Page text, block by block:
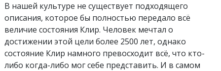
В нашей культуре не существует подходящего
описания, которое бы полностью передало всё
величие состояния Клир. Человек мечтал о
достижении этой цели более 2500 лет, однако
состояние Клир намного превосходит всё, что кто-
либо когда-либо мог себе представить. И в самом